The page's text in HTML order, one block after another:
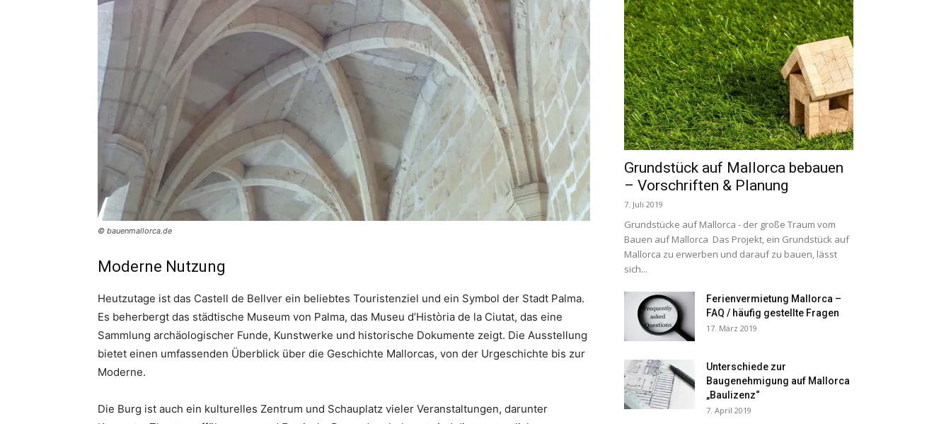
© bauenmallorca.de
Moderne Nutzung
Heutzutage ist das Castell de Bellver ein beliebtes Touristenziel und ein Symbol der Stadt Palma.
Es beherbergt das städtische Museum von Palma, das Museu d’Història de la Ciutat, das eine
Sammlung archäologischer Funde, Kunstwerke und historische Dokumente zeigt. Die Ausstellung
bietet einen umfassenden Überblick über die Geschichte Mallorcas, von der Urgeschichte bis zur
Moderne.
Die Burg ist auch ein kulturelles Zentrum und Schauplatz vieler Veranstaltungen, darunter
Grundstück auf Mallorca bebauen
– Vorschriften & Planung
7. Juli 2019
Grundstücke auf Mallorca - der große Traum vom
Bauen auf Mallorca Das Projekt, ein Grundstück auf
Mallorca zu erwerben und darauf zu bauen, lässt
sich...
Ferienvermietung Mallorca –
FAQ / häufig gestellte Fragen
17. März 2019
Unterschiede zur
Baugenehmigung auf Mallorca
„Baulizenz“
7. April 2019